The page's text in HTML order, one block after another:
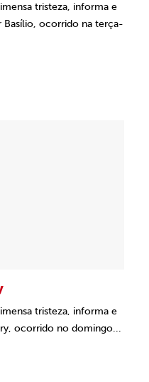
tristeza, informa e
Basílio, ocorrido na terça-
tristeza, informa e
ocorrido no domingo...